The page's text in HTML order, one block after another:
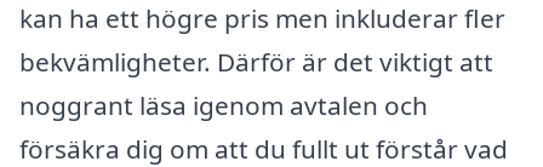
kan ha ett högre pris men inkluderar fler
bekvämligheter. Därför är det viktigt att
noggrant läsa igenom avtalen och
försäkra dig om att du fullt ut förstår vad